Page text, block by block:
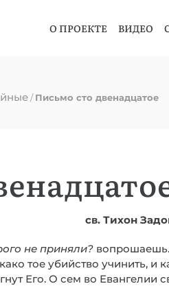
О ПРОЕКТЕ ВИДЕО
/Письмо сто двенадцатое
св. Тихон
не приняли?
тое убийство учинить, и
Его. О сем во Евангелии